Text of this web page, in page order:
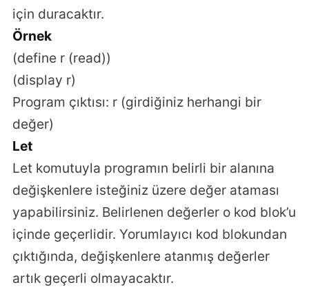
için duracaktır.
Örnek
(define r (read))
(display r)
Program çıktısı: r (girdiğiniz herhangi bir
değer)
Let
Let komutuyla programın belirli bir alanına
değişkenlere isteğiniz üzere değer ataması
yapabilirsiniz. Belirlenen değerler o kod blok’u
içinde geçerlidir. Yorumlayıcı kod blokundan
çıktığında, değişkenlere atanmış değerler
artık geçerli olmayacaktır.